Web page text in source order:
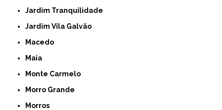
Jardim Tranquilidade
Jardim Vila Galvão
Macedo
Maia
Monte Carmelo
Morro Grande
Morros